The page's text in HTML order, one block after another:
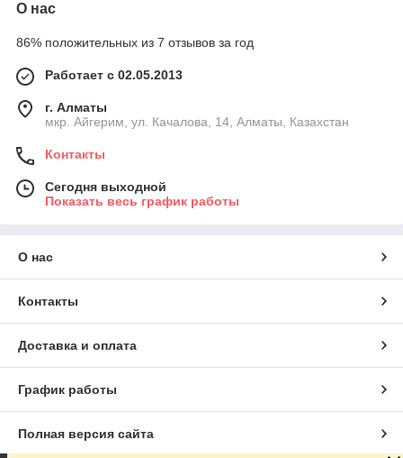
О нас
86% положительных из 7 отзывов за год
Работает с 02.05.2013
г. Алматы
мкр. Айгерим, ул. Качалова, 14, Алматы, Казахстан
Контакты
Сегодня выходной
Показать весь график работы
О нас
Контакты
Доставка и оплата
График работы
Полная версия сайта